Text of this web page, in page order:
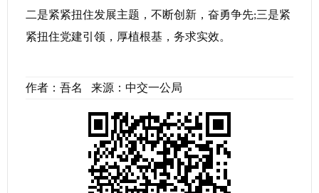
二是紧紧扭住发展主题，不断创新，奋勇争先;三是紧
紧扭住党建引领，厚植根基，务求实效。
作者：吾名 来源：中交一公局